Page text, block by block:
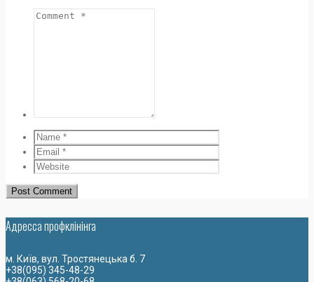
Адресса профклiнiнга
м. Київ, вул. Тростянецька б. 7
+38(095) 345-48-29